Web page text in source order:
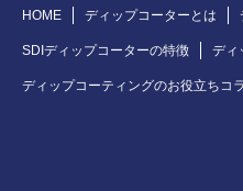
HOME ディップコーターとは
SDIディップコーターの特徴 ディ
ディップコーティングのお役立ちコ